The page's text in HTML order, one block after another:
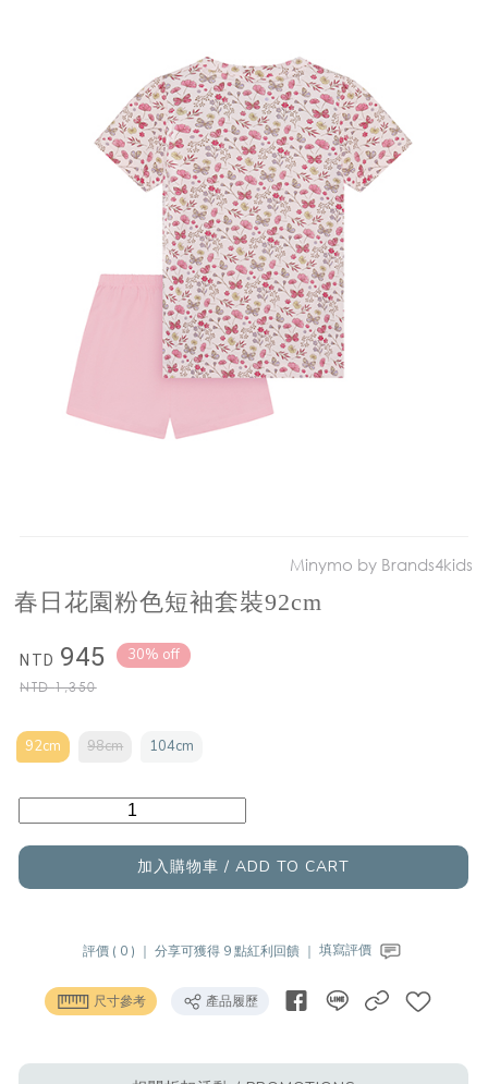
Minymo by Brands4kids
春日花園粉色短袖套裝92cm
NTD 945
NTD1,350
30% off
92cm 98cm 104cm
加入購物車 / ADD TO CART
評價 ( 0 ) ｜ 分享可獲得 9 點紅利回饋 ｜ 填寫評價
尺寸參考 產品履歷